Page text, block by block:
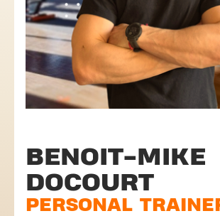
BENOIT-MIKE
DOCOURT
PERSONAL